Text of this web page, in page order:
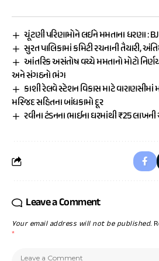
ચૂંટણી પરિણામોને લઈને મમતાના ધરણા :
સુરત પાલિકામાં કમિટી રચનાની તૈયારી,
આંતરિક અસંતોષ વચ્ચે મમતાનો મોટો
અને સંગઠનો ભંગ
કાશી રેલવે સ્ટેશન વિકાસ માટે વારાણસીમાં
મસ્જિદ સહિતના બાંધકામો દૂર
રવીના ટંડનના ભાઈના ઘરમાંથી ₹25 લાખની
Leave a Comment
Your email address will not be published.
*